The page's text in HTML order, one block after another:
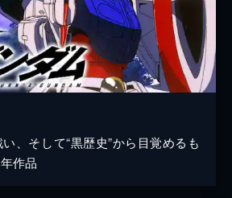
、そして“黒歴史”から目覚めるも
作品